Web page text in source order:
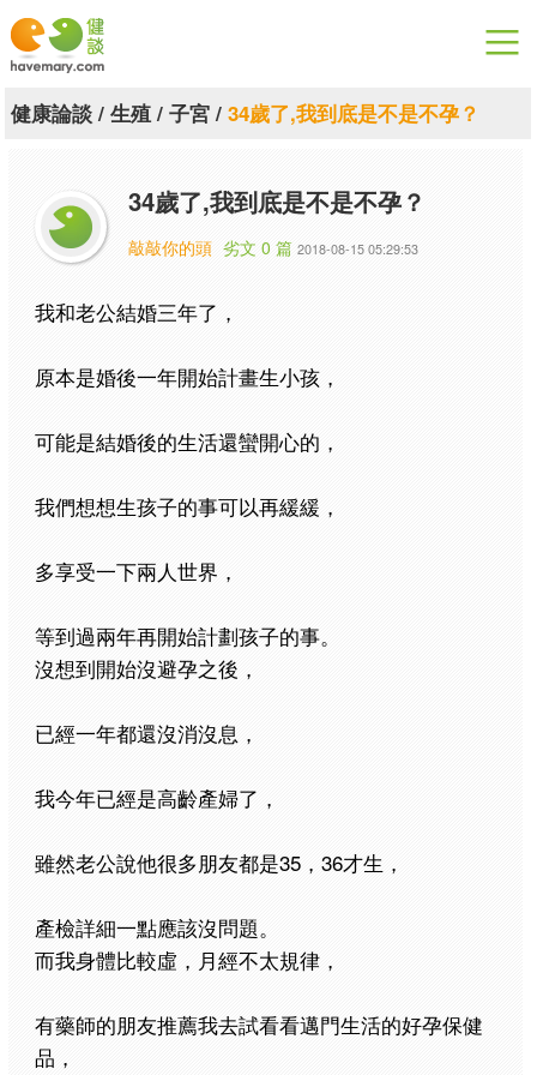
漫漫健康
關於健談
聯絡我們
下載專區
健康論談/ 生殖/ 子宮/ 34歲了,我到底是不是不孕？
34歲了,我到底是不是不孕？
敲敲你的頭 劣文 0 篇 2018-08-15 05:29:53
我和老公結婚三年了，
原本是婚後一年開始計畫生小孩，
可能是結婚後的生活還蠻開心的，
我們想想生孩子的事可以再緩緩，
多享受一下兩人世界，
等到過兩年再開始計劃孩子的事。
沒想到開始沒避孕之後，
已經一年都還沒消沒息，
我今年已經是高齡產婦了，
雖然老公說他很多朋友都是35，36才生，
產檢詳細一點應該沒問題。
而我身體比較虛，月經不太規律，
有藥師的朋友推薦我去試看看邁門生活的好孕保健
品，